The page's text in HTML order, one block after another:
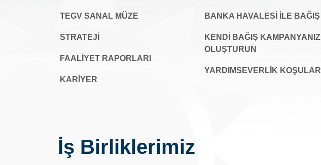
TEGV SANAL MÜZE
STRATEJİ
FAALİYET RAPORLARI
KARIYER
BANKA HAVALESİ İLE BAĞIŞ
KENDİ BAĞIŞ KAMPANYANIZI
OLUŞTURUN
YARDIMSEVERLİK KOŞULARI
İş Birliklerimiz